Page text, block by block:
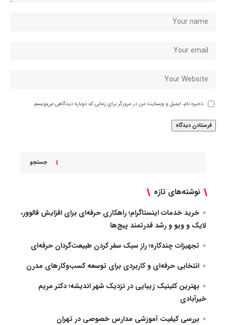
ذخیره نام، ایمیل و وبسایت من در مرورگر برای زمانی که دوباره دیدگاهی می‌نویسم.
جستجو
نوشته‌های تازه
خرید خدمات اینستاگرام؛ راهکاری حرفه‌ای برای افزایش فالوور،
لایک و ویو و رشد قدرتمند پیج‌ها
تجهیزات چندکاره؛ راز سبک سفر کردن طبیعت‌گردان حرفه‌ای
انتخابی حرفه‌ای و کاربردی برای توسعه کسب‌وکارهای مدرن
بهترین کلینیک زیبایی در نزدیک شهر اندیشه؛ دکتر مریم
خیرآبادی
بررسی کیفیت آموزشی مدارس خصوصی در تهران